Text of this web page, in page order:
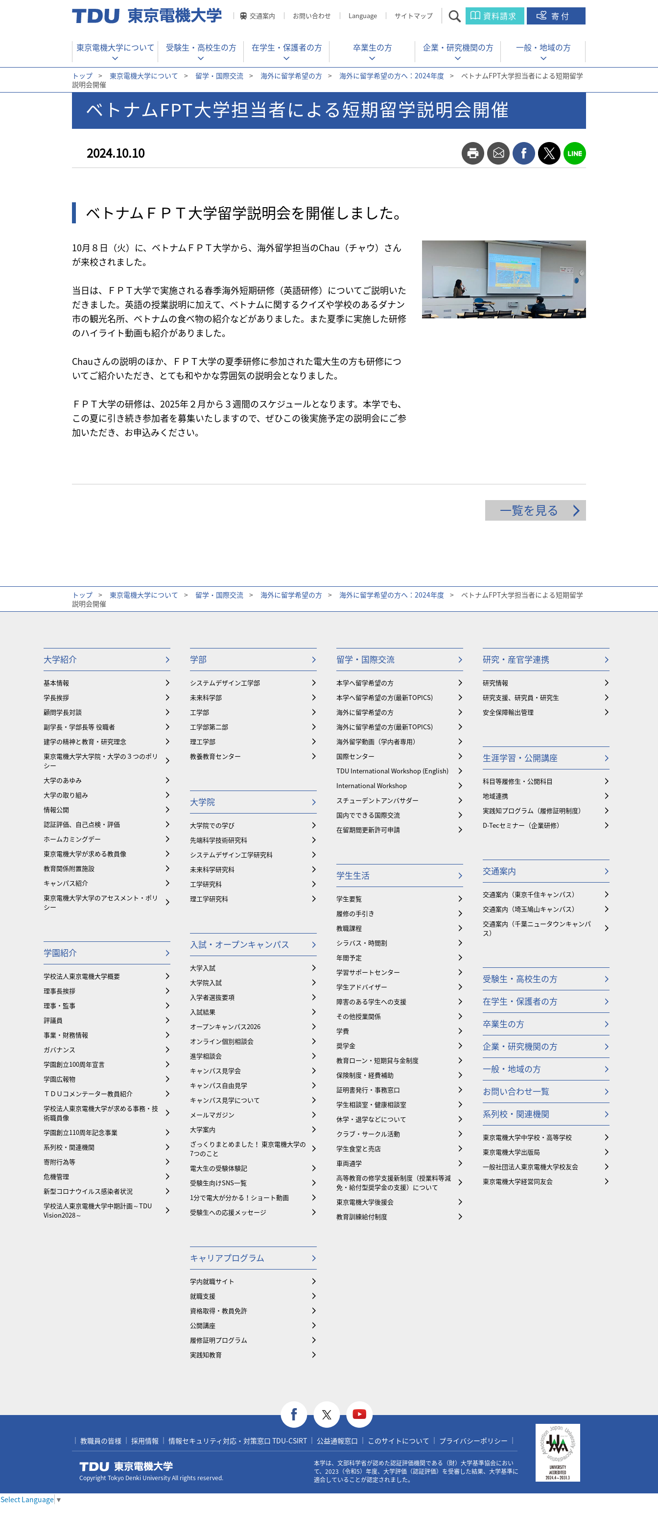
交通案内 お問い合わせ Language サイトマップ 資料請求 寄付
東京電機大学について 受験生・ 高校生の方 在学生・ 保護者の方 卒業生の方 企業・ 研究機関の方 一般・ 地域の方
トップ > 東京電機大学について > 留学・国際交流 > 海外に留学希望の方 > 海外に留学希望の方へ：2024年度 >
ベトナムFPT大学担当者による短期留学
説明会開催
ベトナムFPT大学担当者による短期留学説明会開催
2024.10.10
ベトナムＦＰＴ大学留学説明会を開催しました。
10月８日（火）に、ベトナムＦＰＴ大学から、海外留学担当のChau（チャウ）さん
が来校されました。
当日は、ＦＰＴ大学で実施される春季海外短期研修（英語研修）についてご説明いた
だきました。英語の授業説明に加えて、ベトナムに関するクイズや学校のあるダナン
市の観光名所、ベトナムの食べ物の紹介などがありました。また夏季に実施した研修
のハイライト動画も紹介がありました。
Chauさんの説明のほか、ＦＰＴ大学の夏季研修に参加された電大生の方も研修につ
いてご紹介いただき、とても和やかな雰囲気の説明会となりました。
ＦＰＴ大学の研修は、2025年２月から３週間のスケジュールとなります。本学でも、
この夏に引き続き参加者を募集いたしますので、ぜひこの後実施予定の説明会にご参
加いただき、お申込みください。
一覧を見る
トップ > 東京電機大学について > 留学・国際交流 > 海外に留学希望の方 > 海外に留学希望の方へ：2024年度 >
ベトナムFPT大学担当者による短期留学
説明会開催
大学紹介
基本情報
学長挨拶
顧問学長対談
副学長・学部長等 役職者
建学の精神と教育・研究理念
東京電機大学大学院・大学の３つのポリ
シー
大学のあゆみ
大学の取り組み
情報公開
認証評価、自己点検・評価
ホームカミングデー
東京電機大学が求める教員像
教育関係附置施設
キャンパス紹介
東京電機大学大学のアセスメント・ポリ
シー
学園紹介
学校法人東京電機大学概要
理事長挨拶
理事・監事
評議員
事業・財務情報
ガバナンス
学園創立100周年宣言
学園広報物
ＴＤＵコメンテーター教員紹介
学校法人東京電機大学が求める事務・技
術職員像
学園創立110周年記念事業
系列校・関連機関
寄附行為等
危機管理
新型コロナウイルス感染者状況
学校法人東京電機大学中期計画～TDU
Vision2028～
学部
システムデザイン工学部
未来科学部
工学部
工学部第二部
理工学部
教養教育センター
大学院
大学院での学び
先端科学技術研究科
システムデザイン工学研究科
未来科学研究科
工学研究科
理工学研究科
入試・オープンキャンパス
大学入試
大学院入試
入学者選抜要項
入試結果
オープンキャンパス2026
オンライン個別相談会
進学相談会
キャンパス見学会
キャンパス自由見学
キャンパス見学について
メールマガジン
大学案内
ざっくりまとめました！ 東京電機大学の
7つのこと
電大生の受験体験記
受験生向けSNS一覧
1分で電大が分かる！ショート動画
受験生への応援メッセージ
キャリアプログラム
学内就職サイト
就職支援
資格取得・教員免許
公開講座
履修証明プログラム
実践知教育
留学・国際交流
本学へ留学希望の方
本学へ留学希望の方(最新TOPICS)
海外に留学希望の方
海外に留学希望の方(最新TOPICS)
海外留学動画（学内者専用）
国際センター
TDU International Workshop (English)
International Workshop
スチューデントアンバサダー
国内でできる国際交流
在留期間更新許可申請
学生生活
学生要覧
履修の手引き
教職課程
シラバス・時間割
年間予定
学習サポートセンター
学生アドバイザー
障害のある学生への支援
その他授業関係
学費
奨学金
教育ローン・短期貸与金制度
保険制度・経費補助
証明書発行・事務窓口
学生相談室・健康相談室
休学・退学などについて
クラブ・サークル活動
学生食堂と売店
車両通学
⾼等教育の修学支援新制度（授業料等減
免・給付型奨学金の支援）について
東京電機大学後援会
教育訓練給付制度
研究・産官学連携
研究情報
研究支援、研究員・研究生
安全保障輸出管理
生涯学習・公開講座
科目等履修生・公開科目
地域連携
実践知プログラム（履修証明制度）
D-Tecセミナー（企業研修）
交通案内
交通案内（東京千住キャンパス）
交通案内（埼玉鳩山キャンパス）
交通案内（千葉ニュータウンキャンパ
ス）
受験生・高校生の方
在学生・保護者の方
卒業生の方
企業・研究機関の方
一般・地域の方
お問い合わせ一覧
系列校・関連機関
東京電機大学中学校・高等学校
東京電機大学出版局
一般社団法人東京電機大学校友会
東京電機大学経営同友会
教職員の皆様 採用情報 情報セキュリティ対応・対策窓口 TDU-CSIRT 公益通報窓口 このサイトについて プライバシーポリシー
本学は、文部科学省が認めた認証評価機関である（財）大学基準協会におい
て、2023（令和5）年度、大学評価（認証評価）を受審した結果、大学基準に
適合していることが認定されました。
Copyright Tokyo Denki University All rights reserved.
Select Language ▼